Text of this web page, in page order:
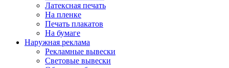
Латексная печать
На пленке
Печать плакатов
На бумаге
Наружная реклама
Рекламные вывески
Световые вывески